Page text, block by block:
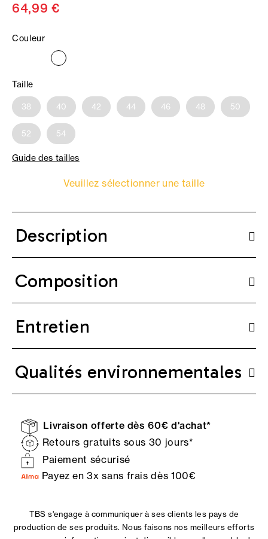
64,99 €
Couleur
Taille
38 40 42 44 46 48 50
52 54
Guide des tailles
Veuillez sélectionner une taille
Description
Composition
Entretien
Qualités environnementales
Livraison offerte dès 60€ d'achat*
Retours gratuits sous 30 jours*
Paiement sécurisé
Payez en 3x sans frais dès 100€
TBS s'engage à communiquer à ses clients les pays de
production de ses produits. Nous faisons nos meilleurs efforts